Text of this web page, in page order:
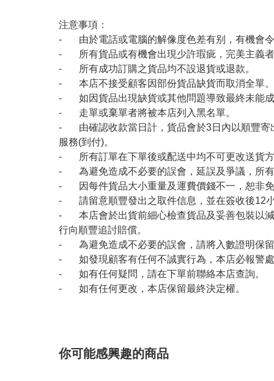
注意事項：
- 由於電話或電腦的解像度色差有别，有機會令
- 所有貨品或有機會出現少許瑕疵，完美主義
- 所有成功訂購之貨品均不設退貨或退款。
- 本店不接受顧客因部份貨品缺貨而取消全單。
- 如因貨品出現缺貨或其他問題導致最終未能成
- 走單或棄單者將被本店列入黑名單。
- 由確認收款當日計，貨品會於3日內以順豐寄
服務(到付)。
- 所有訂單在下單後或配送中均不可更改送貨方
- 為避免造成不必要的誤會，延誤及爭議，所
- 因每件貨品大小重量及運費價錢不一，恕非免
- 請留意順豐發出之取件信息，並在簽收後12
- 本店會於出貨前細心檢查貨品及妥善包裝以減
行向順豐追討賠償。
- 為避免造成不必要的誤會，請將入數證明保留
- 如發現顧客有任何不誠實行為，本店必報警
- 如有任何疑問，請在下單前聯絡本店查詢。
- 如有任何更改，本店保留最終決定權。
你可能感興趣的商品